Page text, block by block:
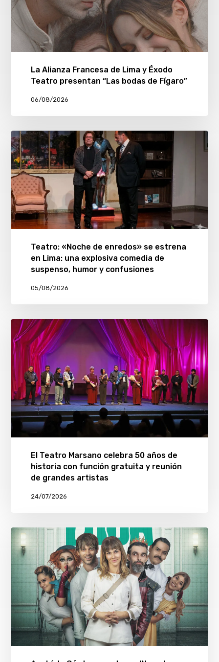
La Alianza Francesa de Lima y Éxodo
Teatro presentan “Las bodas de Fígaro”
06/08/2026
Teatro: «Noche de enredos» se estrena
en Lima: una explosiva comedia de
suspenso, humor y confusiones
05/08/2026
El Teatro Marsano celebra 50 años de
historia con función gratuita y reunión
de grandes artistas
24/07/2026